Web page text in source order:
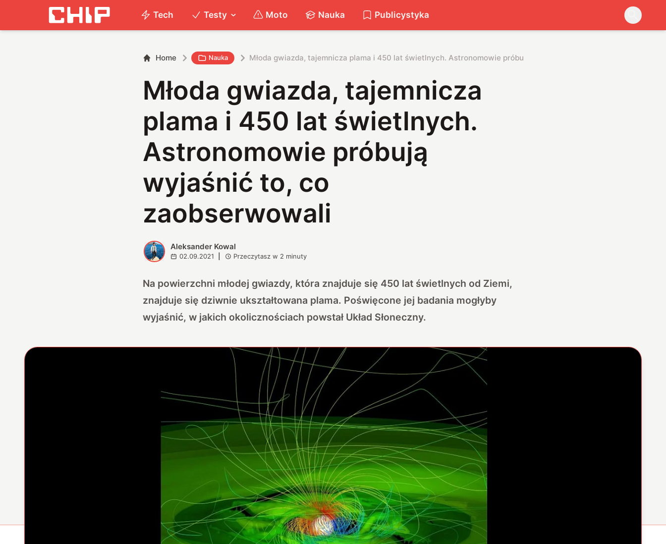
Tech Testy Moto Nauka Publicystyka
Home Nauka Młoda gwiazda, tajemnicza plama i 450 lat świetlnych. Astronomowie próbują wyjaśnić to, co zaobserwowali
Młoda gwiazda, tajemnicza
plama i 450 lat świetlnych.
Astronomowie próbują
wyjaśnić to, co
zaobserwowali
A Aleksander Kowal
02.09.2021 Przeczytasz w 2 minuty
Na powierzchni młodej gwiazdy, która znajduje się 450 lat świetlnych od Ziemi,
znajduje się dziwnie ukształtowana plama. Poświęcone jej badania mogłyby
wyjaśnić, w jakich okolicznościach powstał Układ Słoneczny.